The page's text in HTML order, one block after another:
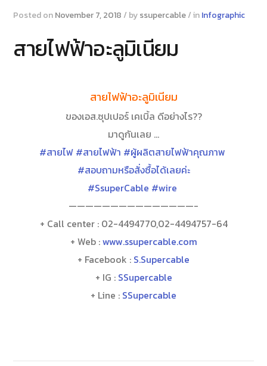
Posted onNovember 7, 2018 / byssupercable/ inInfographic
สายไฟฟ้าอะลูมิเนียม
สายไฟฟ้าอะลูมิเนียม
ของเอส.ซุปเปอร์ เคเบิ้ล ดีอย่างไร??
มาดูกันเลย …
#สายไฟ #สายไฟฟ้า #ผู้ผลิตสายไฟฟ้าคุณภาพ
#สอบถามหรือสั่งซื้อได้เลยค่ะ
#SsuperCable #wire
———————————————-
+ Call center : 02-4494770,02-4494757-64
+ Web :www.ssupercable.com
+ Facebook : S.Supercable
+ IG : SSupercable
+ Line : SSupercable